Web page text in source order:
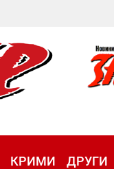
КРИМИ ДРУГИ